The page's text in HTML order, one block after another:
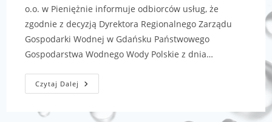
o.o. w Pieniężnie informuje odbiorców usług, że
zgodnie z decyzją Dyrektora Regionalnego Zarządu
Gospodarki Wodnej w Gdańsku Państwowego
Gospodarstwa Wodnego Wody Polskie z dnia…
Czytaj Dalej